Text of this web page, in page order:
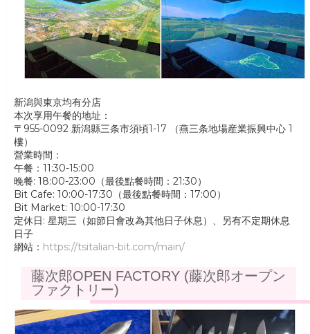
新潟與東京均有分店
本次享用午餐的地址：
〒955-0092 新潟縣三条市須頃1-17 （燕三条地場産業振興中心 1
樓）
營業時間：
午餐：11:30-15:00
晚餐: 18:00-23:00（最後點餐時間：21:30）
Bit Cafe: 10:00-17:30（最後點餐時間：17:00）
Bit Market: 10:00-17:30
定休日: 星期三（如節日會改為其他日子休息）、另有不定期休息
日子
網站： https://tsitalian-bit.com/main/
藤次郎OPEN FACTORY (藤次郎オープン
ファクトリー)